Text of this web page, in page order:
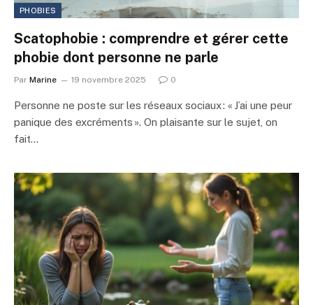
PHOBIES
Scatophobie : comprendre et gérer cette
phobie dont personne ne parle
Par Marine 19 novembre 2025 0
Personne ne poste sur les réseaux sociaux : « J’ai une peur
panique des excréments ». On plaisante sur le sujet, on
fait…